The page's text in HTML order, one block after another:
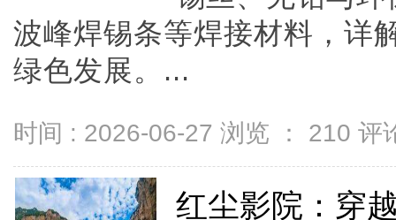
波峰焊锡条等焊接材料，详
绿色发展。...
时间 : 2026-06-27 浏览 ： 210 评
红尘影院：穿